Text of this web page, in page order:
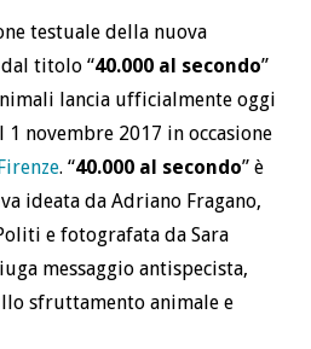
testuale della nuova
titolo “40.000 al secondo”
lancia ufficialmente oggi
1 novembre 2017 in occasione
. “40.000 al secondo” è
ideata da Adriano Fragano,
e fotografata da Sara
messaggio antispecista,
sfruttamento animale e